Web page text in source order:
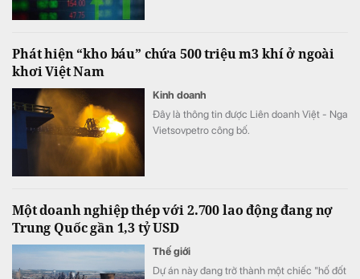
Phát hiện “kho báu” chứa 500 triệu m3 khí ở ngoài
khơi Việt Nam
Kinh doanh
Đây là thông tin được Liên doanh Việt - Nga
Vietsovpetro công bố.
Một doanh nghiệp thép với 2.700 lao động đang nợ
Trung Quốc gần 1,3 tỷ USD
Thế giới
Dự án này đang trở thành một chiếc "hố đốt